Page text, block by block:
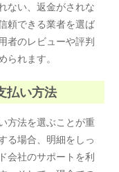
ない、返金がされな
頼できる業者を選ば
者のレビューや評判
れます。
払い方法
方法を選ぶことが重
る場合、明細をしっ
会社のサポートを利